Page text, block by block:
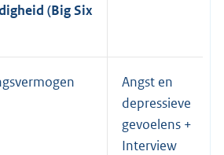
(Big Six
Angst en
depressieve
gevoelens +
Interview